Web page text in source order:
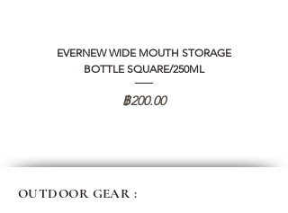
EVERNEW WIDE MOUTH STORAGE
BOTTLE SQUARE/250ML
ราคา
฿200.00
OUTDOOR GEAR :